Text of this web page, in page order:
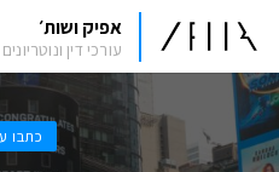
אפיק ושות׳
עורכי דין ונוטריונים
כתבו